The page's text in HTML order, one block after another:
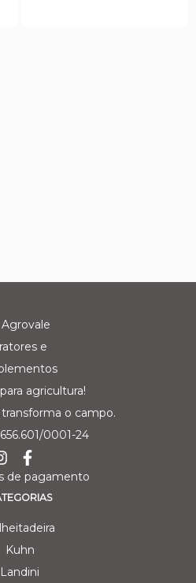
agricultura!
o campo.
0001-24
Kuhn
Landini